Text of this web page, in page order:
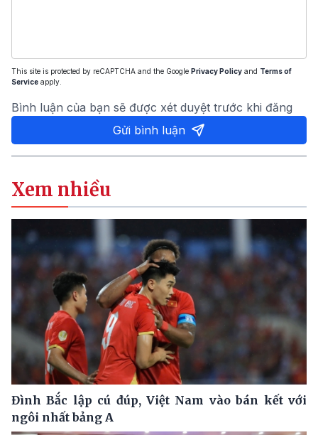
This site is protected by reCAPTCHA and the Google Privacy Policy and Terms of
Service apply.
Bình luận của bạn sẽ được xét duyệt trước khi đăng
Gửi bình luận
Xem nhiều
Đình Bắc lập cú đúp, Việt Nam vào bán kết với
ngôi nhất bảng A